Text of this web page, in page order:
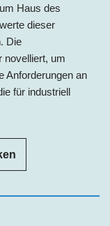
Haus des
dieser
Die
novelliert, um
Anforderungen an
für industriell